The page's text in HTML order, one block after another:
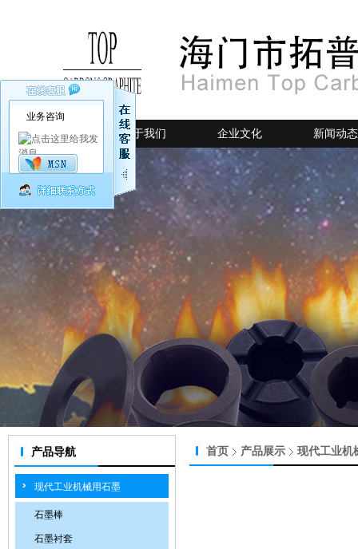
网站首页 关于我们 企业文化 新闻动态
产品导航
现代工业机械用石墨
石墨棒
石墨衬套
首页 产品展示 现代工业机
业务咨询